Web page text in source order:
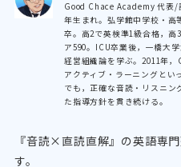
Good Chace Academy 代表/
年生まれ。弘学館中学校・
卒。高2で英検準1級合格，高
ア590。ICU卒業後，一橋大
経営組織論を学ぶ。2011年
アクティブ・ラーニングとい
でも，正確な音読・リスニン
た指導方針を貫き続ける。
『音読×直読直解』の英語専
す。